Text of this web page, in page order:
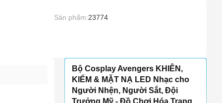
Sản phẩm:23774
Bộ Cosplay Avengers KHIÊN,
KIẾM & MẶT NẠ LED Nhạc cho
Người Nhện, Người Sắt, Đội
Trưởng Mỹ - Đồ Chơi Hóa Trang